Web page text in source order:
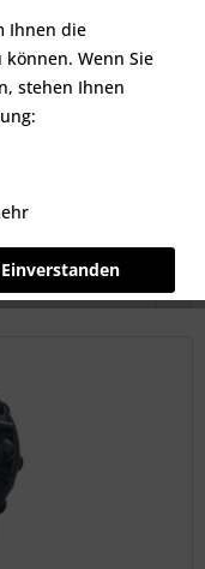
Ihnen die
Wenn Sie
stehen Ihnen
Einverstanden